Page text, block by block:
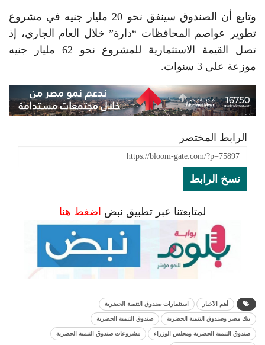
وتابع أن الصندوق سينفق نحو 20 مليار جنيه في مشروع
تطوير عواصم المحافظات “دارة” خلال العام الجاري، إذ
تصل القيمة الاستثمارية للمشروع نحو 62 مليار جنيه
موزعة على 3 سنوات.
الرابط المختصر
نسخ الرابط
لمتابعتنا عبر تطبيق نبض اضغط هنا
أهم الأخبار استثمارات صندوق التنمية الحضرية
بنك مصر وصندوق التنمية الحضرية صندوق التنمية الحضرية
صندوق التنمية الحضرية ومجلس الوزراء مشروعات صندوق التنمية الحضرية